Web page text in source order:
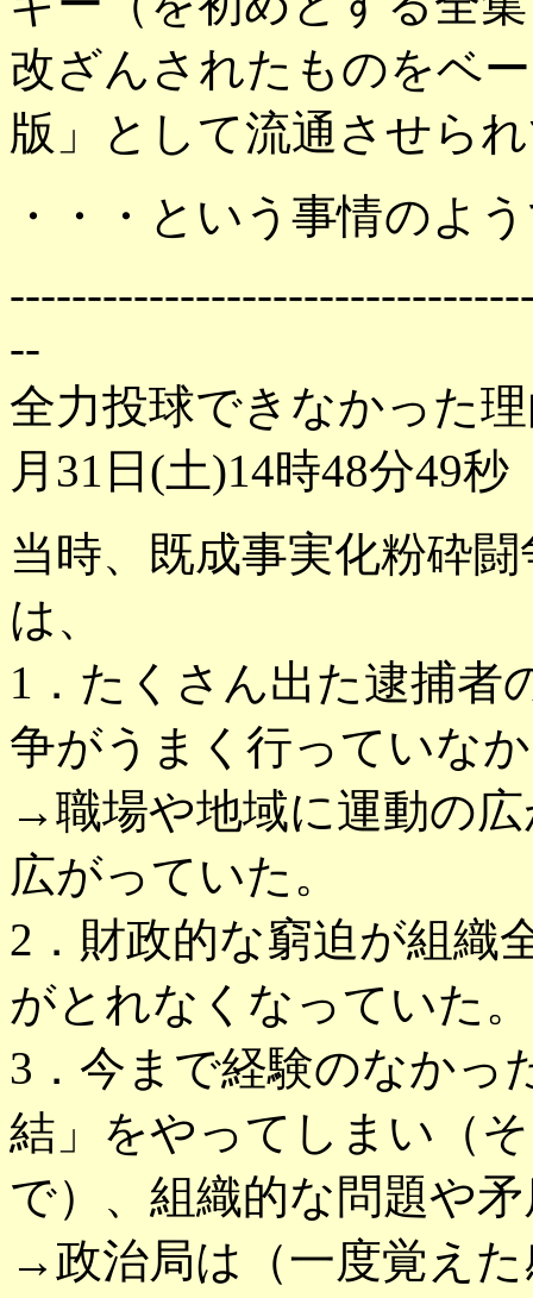
改ざんされたものをベ
版」として流通させら
・・・という事情のよ
--
全力投球できなかった
月31日(土)14時48分49秒
当時、既成事実化粉砕
は、
1．たくさん出た逮捕者
争がうまく行っていな
→職場や地域に運動の
広がっていた。
2．財政的な窮迫が組織
がとれなくなっていた。
3．今まで経験のなかっ
結」をやってしまい（
で）、組織的な問題や
→政治局は（一度覚え